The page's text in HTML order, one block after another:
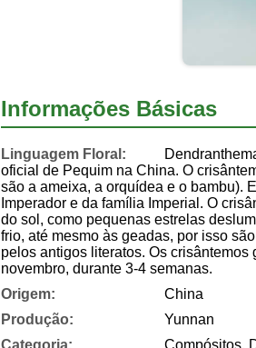
Informações Básicas
Linguagem Floral:
oficial de Pequim na China. O
são a ameixa, a orquídea e o bambu).
Imperador e da família Imperial. O
do sol, como pequenas estrelas
frio, até mesmo às geadas, por isso
pelos antigos literatos. Os
novembro, durante 3-4 semanas.
Origem:
China
Produção:
Yunnan
Categoria:
Compósitos,